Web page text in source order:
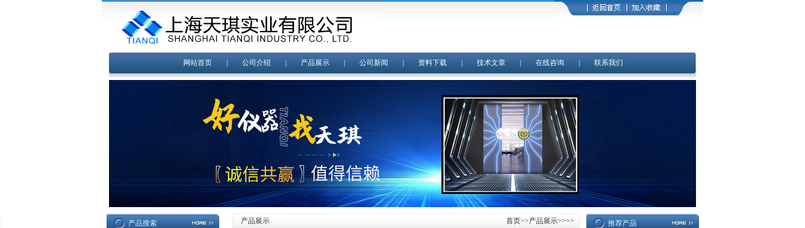
网站首页 公司介绍 产品展示 公司新闻 资料下载 技术文章 在线咨询 联系我们
产品搜索 产品展示 首页>>产品展示>>>> 推荐产品